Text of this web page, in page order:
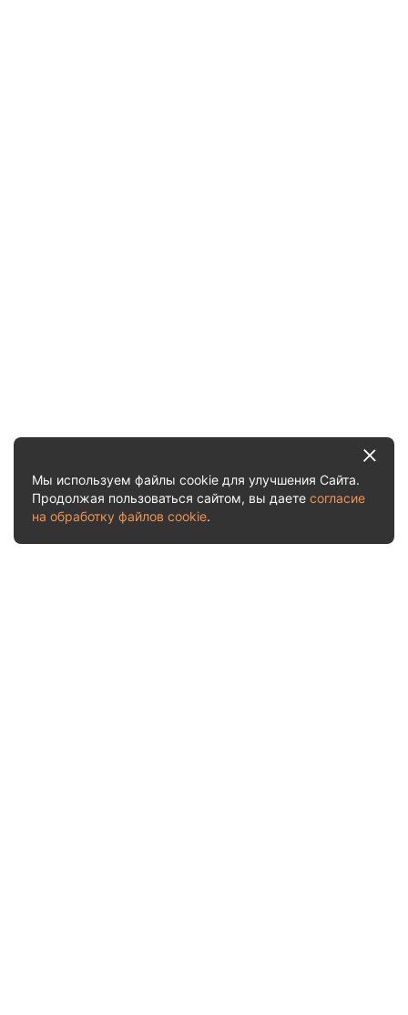
Мы используем файлы cookie для улучшения Сайта.
Продолжая пользоваться сайтом, вы даете согласие
на обработку файлов cookie.